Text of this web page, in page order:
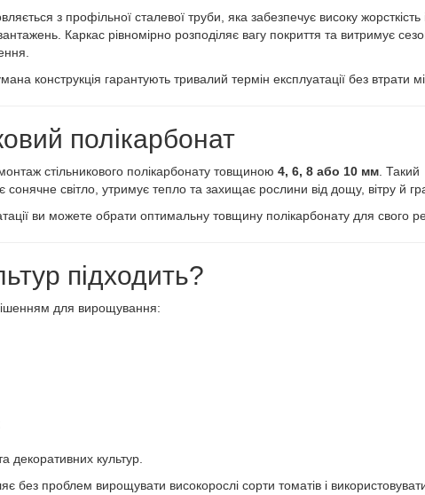
з профільної сталевої труби, яка забезпечує високу жорсткість
Каркас рівномірно розподіляє вагу покриття та витримує
конструкція гарантують тривалий термін експлуатації без втрати
полікарбонат
стільникового полікарбонату товщиною 4, 6, 8 або 10 мм . Такий
сонячне світло, утримує тепло та захищає рослини від дощу, вітру й
ви можете обрати оптимальну товщину полікарбонату для свого
підходить?
для вирощування:
декоративних культур.
без проблем вирощувати високорослі сорти томатів і